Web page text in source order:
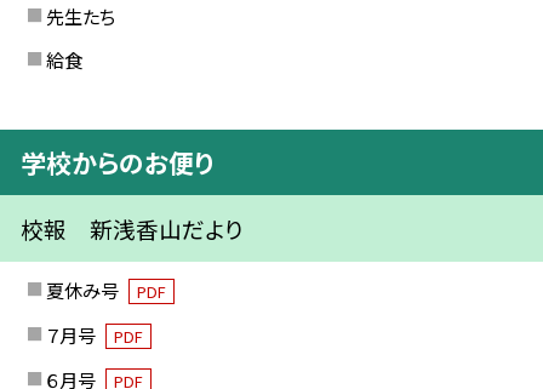
先生たち
給食
学校からのお便り
校報 新浅香山だより
夏休み号 PDF
７月号 PDF
６月号 PDF